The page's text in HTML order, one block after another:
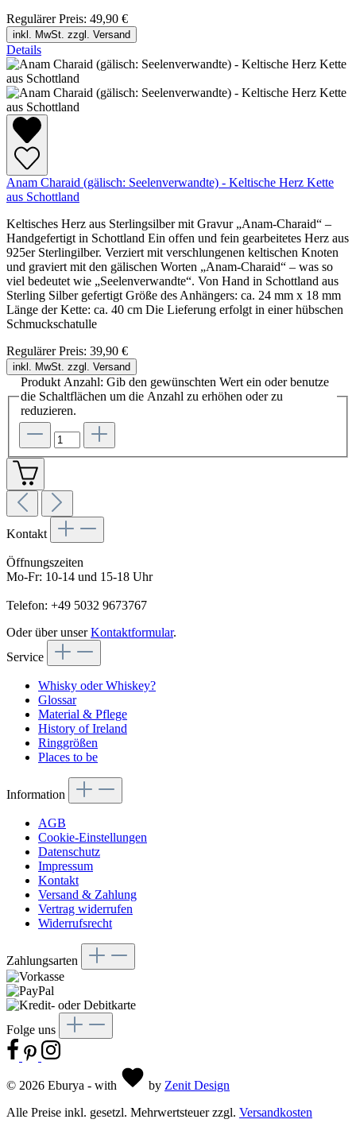
Regulärer Preis: 49,90 €
inkl. MwSt. zzgl. Versand
Details
Anam Charaid (gälisch: Seelenverwandte) - Keltische Herz Kette
aus Schottland
Keltisches Herz aus Sterlingsilber mit Gravur „Anam-Charaid“ –
Handgefertigt in Schottland Ein offen und fein gearbeitetes Herz aus
925er Sterlingilber. Verziert mit verschlungenen keltischen Knoten
und graviert mit den gälischen Worten „Anam-Charaid“ – was so
viel bedeutet wie „Seelenverwandte“. Von Hand in Schottland aus
Sterling Silber gefertigt Größe des Anhängers: ca. 24 mm x 18 mm
Länge der Kette: ca. 40 cm Die Lieferung erfolgt in einer hübschen
Schmuckschatulle
Regulärer Preis: 39,90 €
inkl. MwSt. zzgl. Versand
Produkt Anzahl: Gib den gewünschten Wert ein oder benutze
die Schaltflächen um die Anzahl zu erhöhen oder zu
reduzieren.
Kontakt
Öffnungszeiten
Mo-Fr: 10-14 und 15-18 Uhr
Telefon: +49 5032 9673767
Oder über unserKontaktformular.
Service
Whisky oder Whiskey?
Glossar
Material & Pflege
History of Ireland
Ringgrößen
Places to be
Information
AGB
Cookie-Einstellungen
Datenschutz
Impressum
Kontakt
Versand & Zahlung
Vertrag widerrufen
Widerrufsrecht
Zahlungsarten
Folge uns
© 2026 Eburya - with by Zenit Design
Alle Preise inkl. gesetzl. Mehrwertsteuer zzgl. Versandkosten